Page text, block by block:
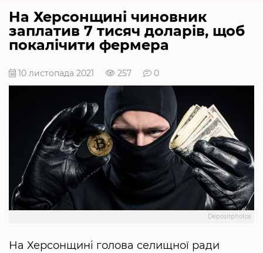
На Херсонщині чиновник
заплатив 7 тисяч доларів, щоб
покалічити фермера
10 листопада 2021 257 0
Depositphotos
На Херсонщині голова селищної ради